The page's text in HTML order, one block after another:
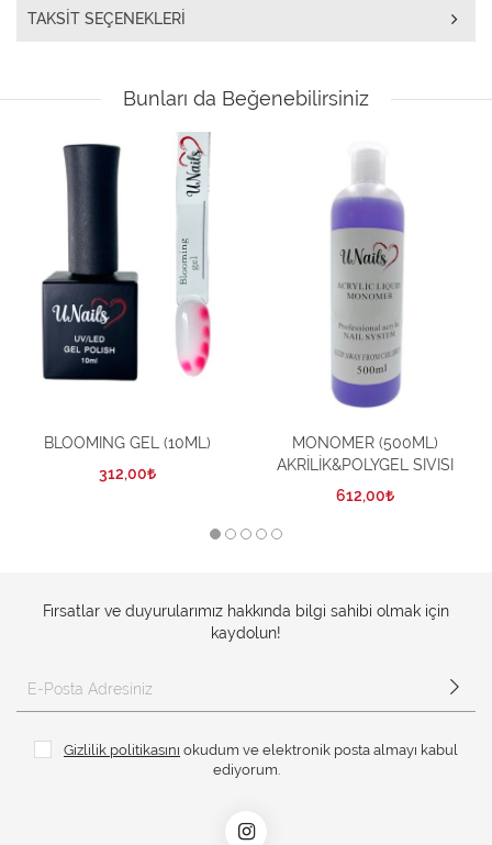
TAKSIT SEÇENEKLERI
Bunları da Beğenebilirsiniz
BLOOMING GEL (10ML)
312,00
MONOMER (500ML)
AKRİLİK&POLYGEL SIVISI
612,00
Fırsatlar ve duyurularımız hakkında bilgi sahibi olmak için
kaydolun!
Gizlilik politikasını okudum ve elektronik posta almayı kabul
ediyorum.